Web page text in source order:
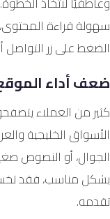
سهولة قراءة
الضغط على زر التواصل
ضعف أداء
كثير من العملاء
الأسواق الخليجية
الجوال، أو النصوص
بشكل مناسب، فقد
تقدمه.